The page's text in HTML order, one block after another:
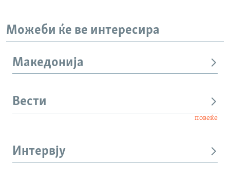
Можеби ќе ве интересира
Македонија
Вести
повеќе
Интервју